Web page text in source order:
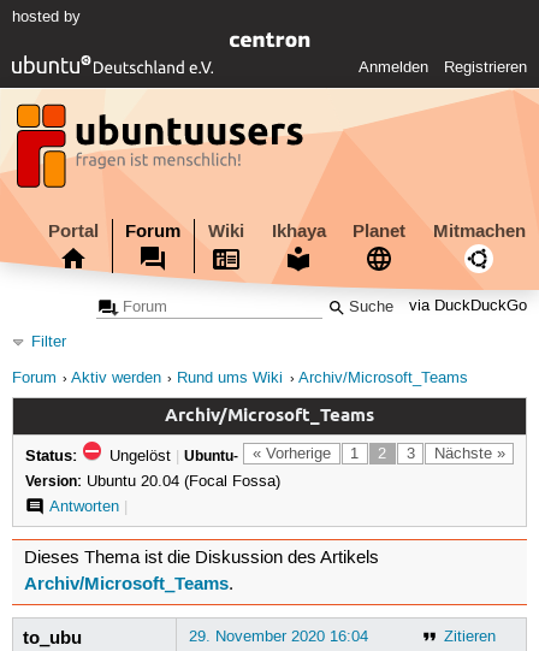
hosted by
Anmelden Registrieren
Portal Forum Wiki Ikhaya Planet Mitmachen
via DuckDuckGo
Filter
Forum
Aktiv werden Rund ums Wiki Archiv/Microsoft_Teams
Archiv/Microsoft_Teams
« Vorherige 1 2 3 Nächste »
Status: Ungelöst | Ubuntu-
Version: Ubuntu 20.04 (Focal Fossa)
Antworten|
Dieses Thema ist die Diskussion des Artikels
Archiv/Microsoft_Teams.
to_ubu Zitieren
29. November 2020 16:04